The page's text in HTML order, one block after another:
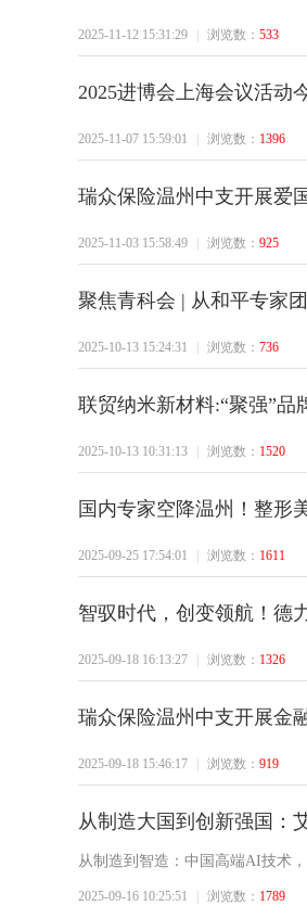
网
2025-11-12 15:31:29 浏览数： 533
2025进博会上海会议活动
2025-11-07 15:59:01 浏览数： 1396
瑞众保险温州中支开展爱
2025-11-03 15:58:49 浏览数： 925
聚焦青科会 | 从和平专家
2025-10-13 15:24:31 浏览数： 736
联贸纳米新材料:“聚强”品
2025-10-13 10:31:13 浏览数： 1520
国内专家空降温州！整形
2025-09-25 17:54:01 浏览数： 1611
智驭时代，创变领航！德
2025-09-18 16:13:27 浏览数： 1326
瑞众保险温州中支开展金
2025-09-18 15:46:17 浏览数： 919
从制造大国到创新强国：
从制造到智造：中国高端AI技术
2025-09-16 10:25:51 浏览数： 1789